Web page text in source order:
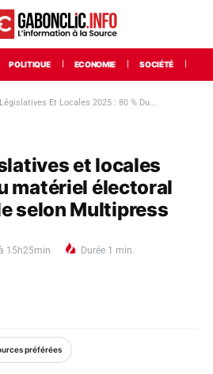
POLITIQUE ECONOMIE SOCIÉTÉ
Et Locales 2025 : 80 % Du...
et locales
matériel électoral
selon Multipress
15h25min Durée 1 min.
préférées